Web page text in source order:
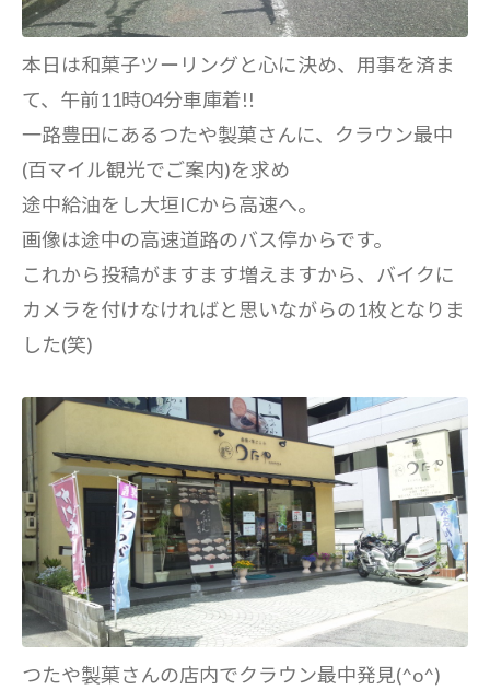
本日は和菓子ツーリングと心に決め、用事を済ま
て、午前11時04分車庫着!!
一路豊田にあるつたや製菓さんに、クラウン最中
(百マイル観光でご案内)を求め
途中給油をし大垣ICから高速へ。
画像は途中の高速道路のバス停からです。
これから投稿がますます増えますから、バイクに
カメラを付けなければと思いながらの1枚となりま
した(笑)
つたや製菓さんの店内でクラウン最中発見(^o^)